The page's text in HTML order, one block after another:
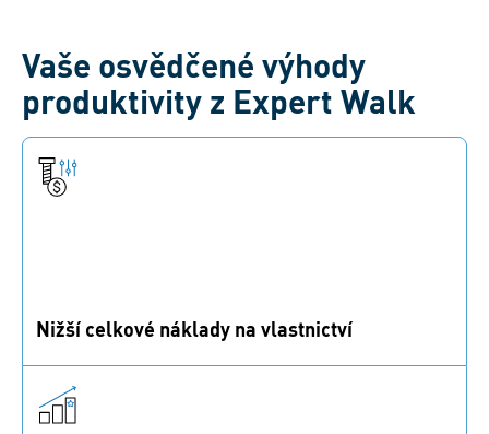
Vaše osvědčené výhody
produktivity z Expert Walk
Nižší celkové náklady na vlastnictví